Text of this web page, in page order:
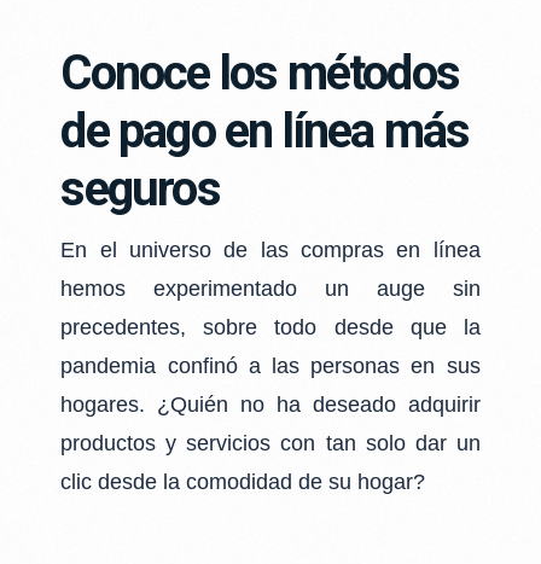
Conoce los métodos
de pago en línea más
seguros
En el universo de las compras en línea
hemos experimentado un auge sin
precedentes,sobre todo desde que la
pandemia confinó a las personas en sus
hogares. ¿Quién no ha deseado adquirir
productos y servicios con tan solo dar un
clic desde la comodidad de su hogar?